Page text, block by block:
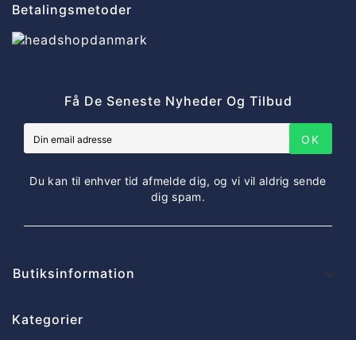
Betalingsmetoder
Få De Seneste Nyheder Og Tilbud
OK
Du kan til enhver tid afmelde dig, og vi vil aldrig sende
dig spam.
Butiksinformation
Kategorier